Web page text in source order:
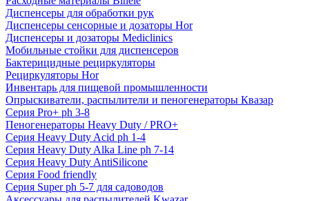
Диспенсеры для обработки рук
Диспенсеры сенсорные и дозаторы Hor
Диспенсеры и дозаторы Mediclinics
Мобильные стойки для диспенсеров
Бактерицидные рециркуляторы
Рециркуляторы Hor
Инвентарь для пищевой промышленности
Опрыскиватели, распылители и пеногенераторы Квазар
Серия Pro+ ph 3-8
Пеногенераторы Heavy Duty / PRO+
Серия Heavy Duty Acid ph 1-4
Серия Heavy Duty Alka Line ph 7-14
Серия Heavy Duty AntiSilicone
Серия Food friendly
Серия Super ph 5-7 для садоводов